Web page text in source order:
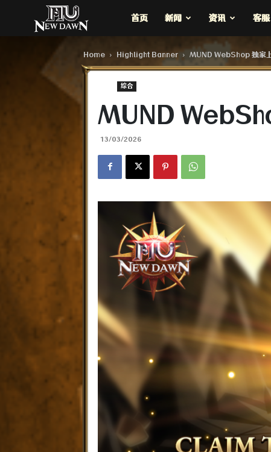
MU
New
Dawn
首页 新闻 资讯 客服
Home Highlight Banner MUND WebShop 独家
综合​
MUND
13/03/2026